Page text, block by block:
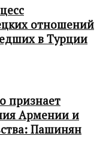
отношений
в Турции
признает
Армении и
Пашинян